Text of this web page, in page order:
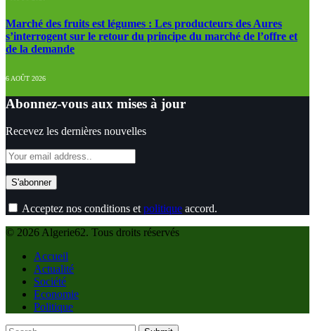
Marché des fruits est légumes : Les producteurs des Aures
s’interrogent sur le retour du principe du marché de l’offre et
de la demande
6 AOÛT 2026
Abonnez-vous aux mises à jour
Recevez les dernières nouvelles
Acceptez nos conditions et politique accord.
© 2026 Algerie62. Tous droits réservés
Accueil
Actualité
Société
Economie
Politique